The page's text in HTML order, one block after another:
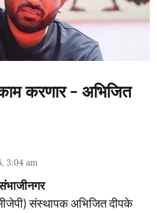
करणार - अभिजित
3:04 am
संस्थापक अभिजित दीपके